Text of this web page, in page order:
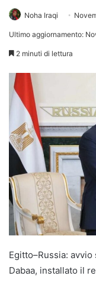
Noha Iraqi
Ultimo aggiornamento:
2 minuti di lettura
Egitto–Russia:
Dabaa, installato il